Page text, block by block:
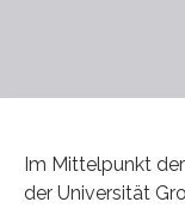
Im Mittelpunkt
der Universität